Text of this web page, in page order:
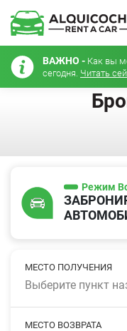
ВАЖНО - Как вы
сегодня. Читать
Режим
МЕСТО ПОЛУЧЕНИЯ
Выберите пункт
МЕСТО ВОЗВРАТА